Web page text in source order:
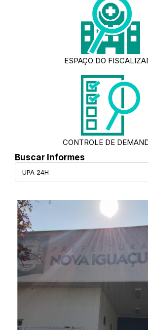
ESPAÇO DO
CONTROLE DE
Buscar Informes